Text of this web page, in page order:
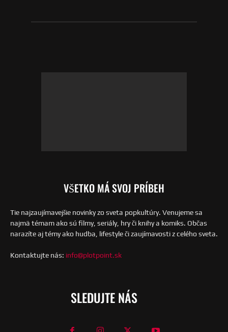
VŠETKO MÁ SVOJ PRÍBEH
Tie najzaujímavejšie novinky zo sveta popkultúry. Venujeme sa
najmä témam ako sú filmy, seriály, hry či knihy a komiks. Občas
narazíte aj témy ako hudba, lifestyle či zaujímavosti z celého sveta.
Kontaktujte nás: info@plotpoint.sk
SLEDUJTE NÁS